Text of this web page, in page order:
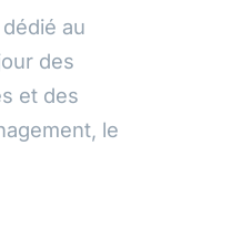
au
des
et des
le